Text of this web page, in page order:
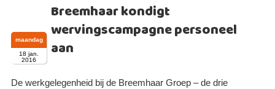
Breemhaar kondigt
wervingscampagne personeel
aan
maandag
18 jan.
2016
De werkgelegenheid bij de Breemhaar Groep – de drie